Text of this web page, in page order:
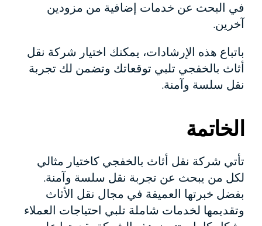
في البحث عن خدمات إضافية من مزودين
آخرين.
باتباع هذه الإرشادات، يمكنك اختيار شركة نقل
أثاث بالخفجي تلبي توقعاتك وتضمن لك تجربة
نقل سلسة وآمنة.
الخاتمة
تأتي شركة نقل أثاث بالخفجي كاختيار مثالي
لكل من يبحث عن تجربة نقل سلسة وآمنة.
بفضل خبرتها العميقة في مجال نقل الأثاث
وتقديمها لخدمات شاملة تلبي احتياجات العملاء